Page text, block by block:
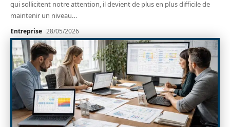
qui sollicitent notre attention, il devient de plus en plus difficile de
maintenir un niveau…
Entreprise 28/05/2026